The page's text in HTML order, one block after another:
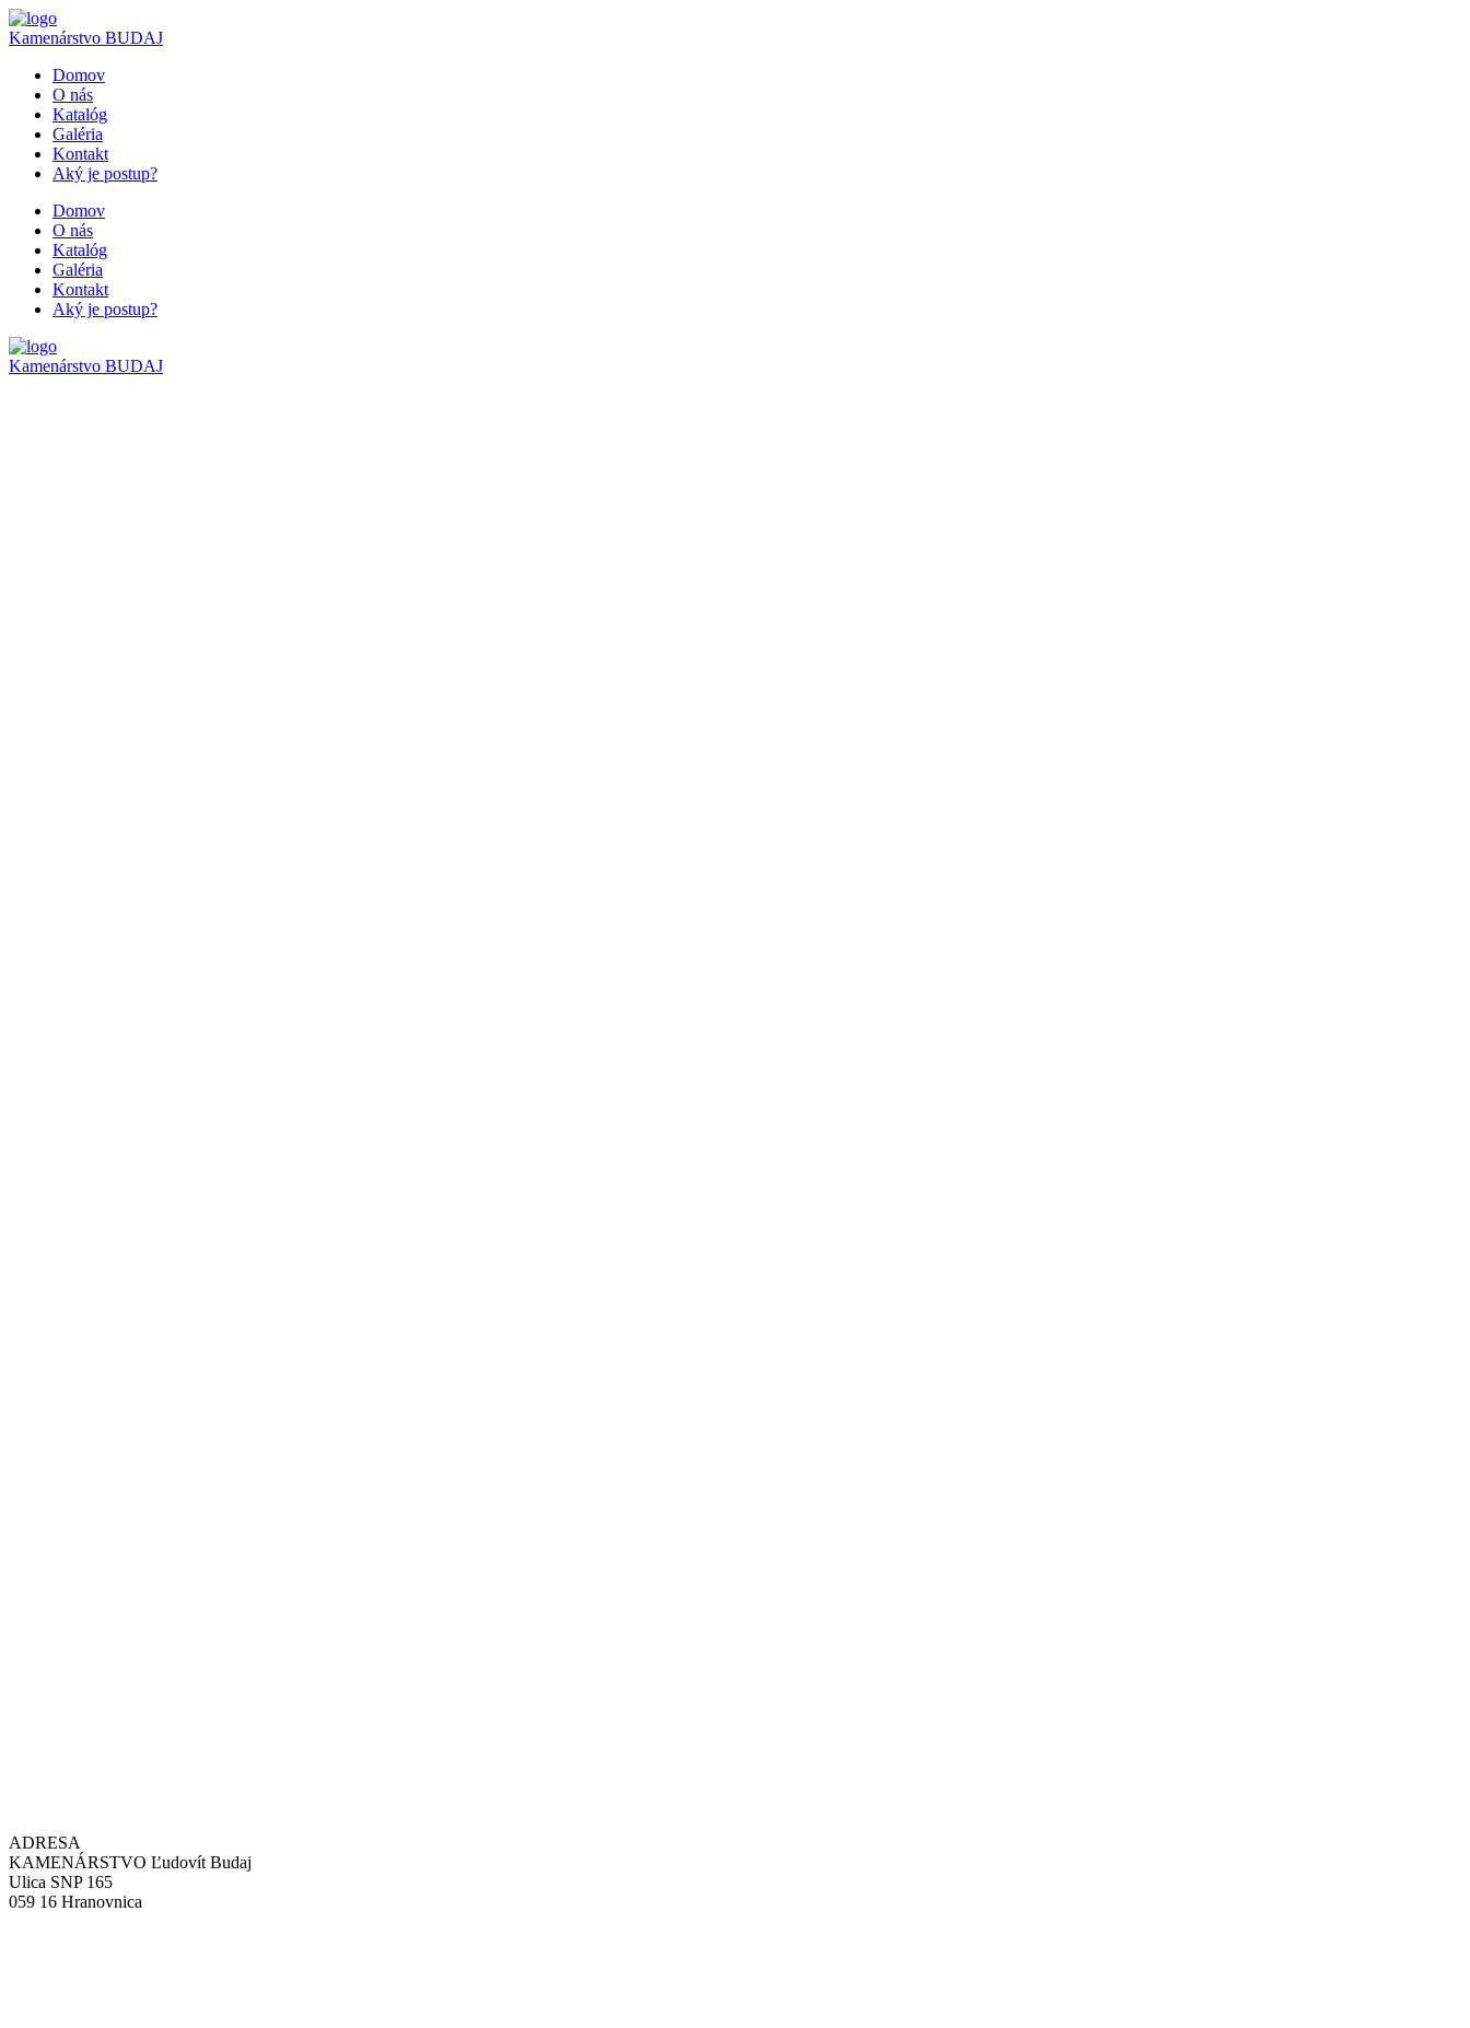
Kamenárstvo BUDAJ
Domov
O nás
Katalóg
Galéria
Kontakt
Aký je postup?
Domov
O nás
Katalóg
Galéria
Kontakt
Aký je postup?
Kamenárstvo BUDAJ
ADRESA
KAMENÁRSTVO Ľudovít Budaj
Ulica SNP 165
059 16 Hranovnica